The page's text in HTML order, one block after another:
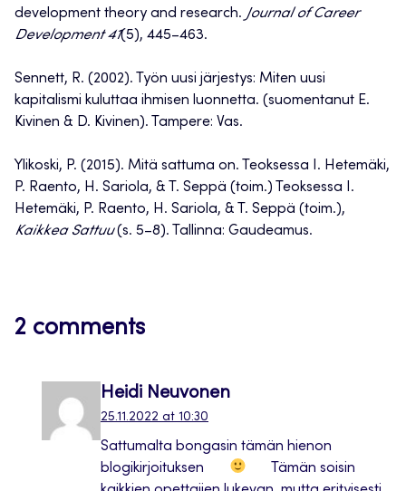
development theory and research. Journal of Career
Development 41(5), 445–463.
Sennett, R. (2002). Työn uusi järjestys: Miten uusi
kapitalismi kuluttaa ihmisen luonnetta. (suomentanut E.
Kivinen & D. Kivinen). Tampere: Vas.
Ylikoski, P. (2015). Mitä sattuma on. Teoksessa I. Hetemäki,
P. Raento, H. Sariola, & T. Seppä (toim.) Teoksessa I.
Hetemäki, P. Raento, H. Sariola, & T. Seppä (toim.),
Kaikkea Sattuu(s. 5–8). Tallinna: Gaudeamus.
2 comments
Heidi Neuvonen
25.11.2022 at 10:30
Sattumalta bongasin tämän hienon
blogikirjoituksen
Tämän soisin